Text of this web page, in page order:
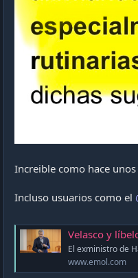
Increible como hace
Incluso usuarios como el
Velasco y líbelo
El exministro de
www.emol.com